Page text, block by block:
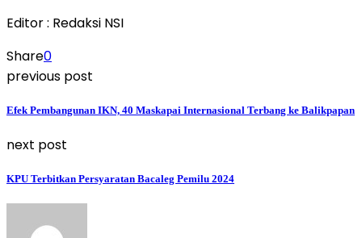
Editor : Redaksi NSI
Share0
previous post
Efek Pembangunan IKN, 40 Maskapai Internasional Terbang ke Balikpapan
next post
KPU Terbitkan Persyaratan Bacaleg Pemilu 2024